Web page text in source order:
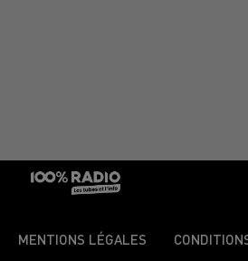
MENTIONS LÉGALES